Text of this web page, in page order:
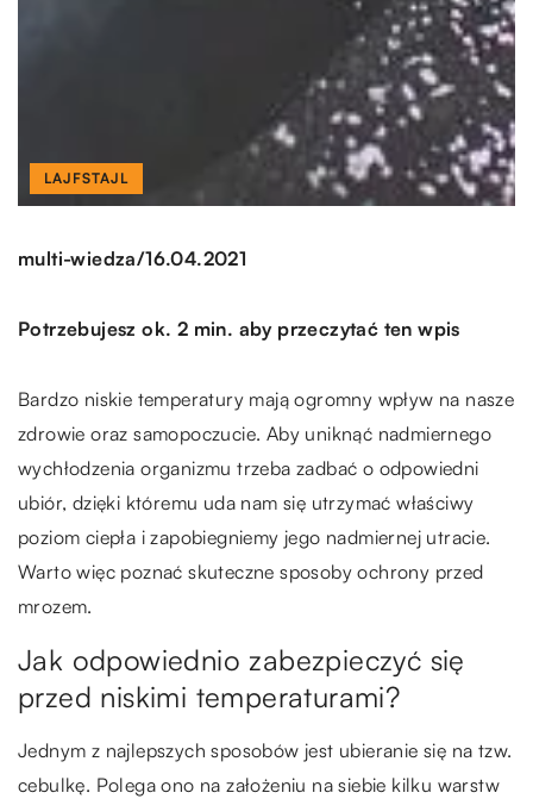
LAJFSTAJL
multi-wiedza/16.04.2021
Potrzebujesz ok. 2 min. aby przeczytać ten wpis
Bardzo niskie temperatury mają ogromny wpływ na nasze
zdrowie oraz samopoczucie. Aby uniknąć nadmiernego
wychłodzenia organizmu trzeba zadbać o odpowiedni
ubiór, dzięki któremu uda nam się utrzymać właściwy
poziom ciepła i zapobiegniemy jego nadmiernej utracie.
Warto więc poznać skuteczne sposoby ochrony przed
mrozem.
Jak odpowiednio zabezpieczyć się
przed niskimi temperaturami?
Jednym z najlepszych sposobów jest ubieranie się na tzw.
cebulkę. Polega ono na założeniu na siebie kilku warstw